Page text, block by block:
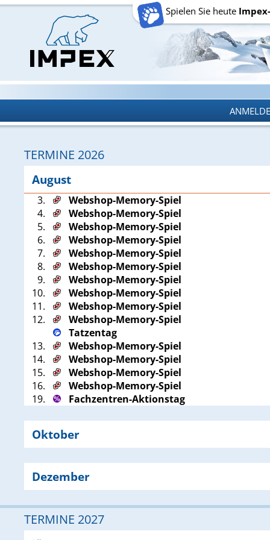
Spielen Sie heute
TERMINE 2026
August
3.
Webshop-Memory-Spiel
4.
Webshop-Memory-Spiel
5.
Webshop-Memory-Spiel
6.
Webshop-Memory-Spiel
7.
Webshop-Memory-Spiel
8.
Webshop-Memory-Spiel
9.
Webshop-Memory-Spiel
10.
Webshop-Memory-Spiel
11.
Webshop-Memory-Spiel
12.
Webshop-Memory-Spiel
Tatzentag
13.
Webshop-Memory-Spiel
14.
Webshop-Memory-Spiel
15.
Webshop-Memory-Spiel
16.
Webshop-Memory-Spiel
19.
Fachzentren-Aktionstag
Oktober
Dezember
TERMINE 2027